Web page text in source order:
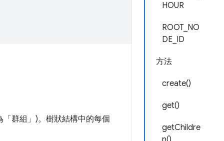
HOUR
ROOT_NO
DE_ID
方法
create()
get()
getChildre
群組」 )。樹狀結構中的每個